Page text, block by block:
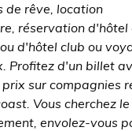
de rêve, location
réservation d'hôtel
d'hôtel club ou
Profitez d'un billet
sur compagnies
Vous cherchez le
envolez-vous